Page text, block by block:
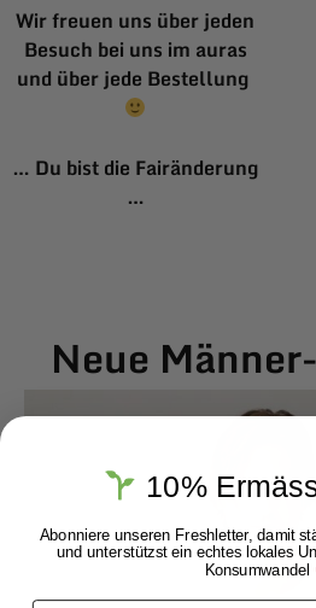
Wir freuen uns über jeden
Besuch bei uns im auras
und über jede Bestellung
… Du bist die Fairänderung
…
Neue
10%
Abonniere unseren Freshletter, damit
und unterstützst ein echtes lokales
Konsumwandel